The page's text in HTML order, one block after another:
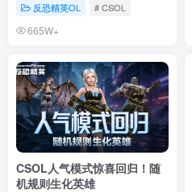
反恐精英OL # CSOL
665W+
CSOL人气模式惊喜回归！随
机规则生化英雄